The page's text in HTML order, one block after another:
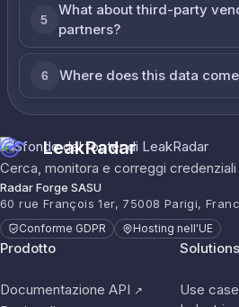
5
What about third-party
partners?
6 Where does this data
LeakRadar
Cerca, monitora e correggi
Radar Forge SASU
60 rue François 1er, 75008 Parigi,
Conforme GDPR Hosting nell'UE
Prodotto
Documentazione API ↗
Solutions
Use